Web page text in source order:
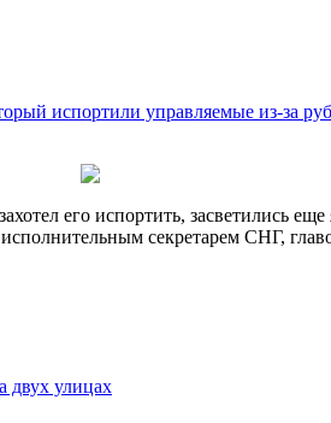
испортили управляемые из-за
его испортить, засветились
секретарем СНГ,
двух улицах